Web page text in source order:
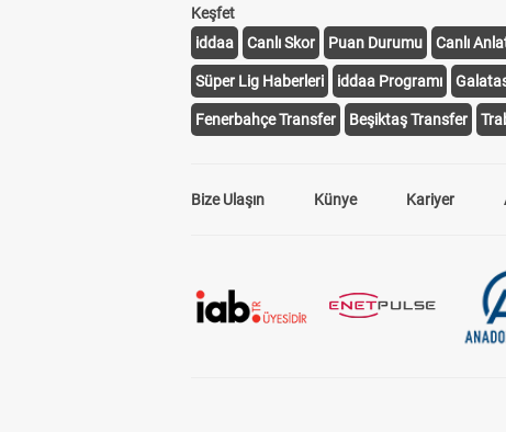
Keşfet
iddaa
Canlı Skor Puan Durumu Canlı
Süper Lig Haberleri iddaa Programı
Fenerbahçe Transfer Beşiktaş Transfer
Bize Ulaşın Künye Kariyer